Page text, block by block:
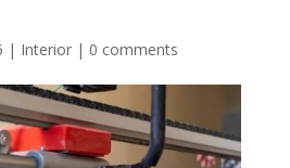
| Interior| 0 comments